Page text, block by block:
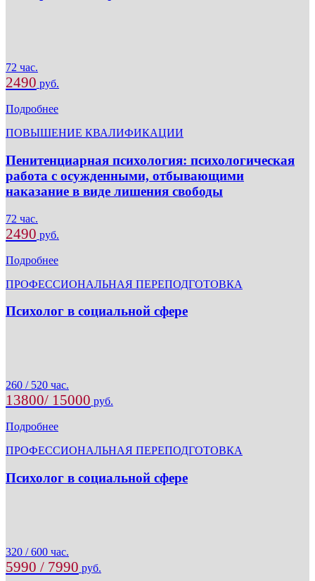
72 час.
2490 руб.
Подробнее
ПОВЫШЕНИЕ КВАЛИФИКАЦИИ
Пенитенциарная психология: психологическая
работа с осужденными, отбывающими
наказание в виде лишения свободы
72 час.
2490 руб.
Подробнее
ПРОФЕССИОНАЛЬНАЯ ПЕРЕПОДГОТОВКА
Психолог в социальной сфере
260 / 520 час.
13800/ 15000 руб.
Подробнее
ПРОФЕССИОНАЛЬНАЯ ПЕРЕПОДГОТОВКА
Психолог в социальной сфере
320 / 600 час.
5990 / 7990 руб.